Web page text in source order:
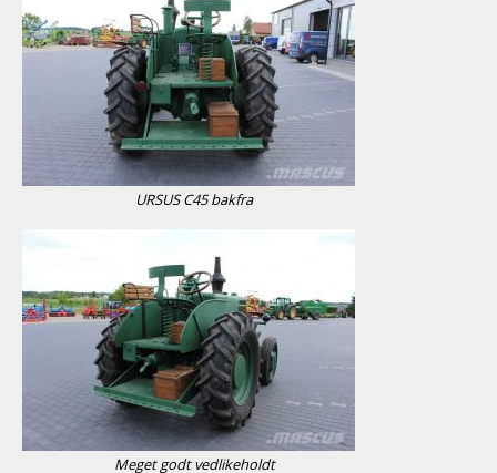
URSUS C45 bakfra
Meget godt vedlikeholdt